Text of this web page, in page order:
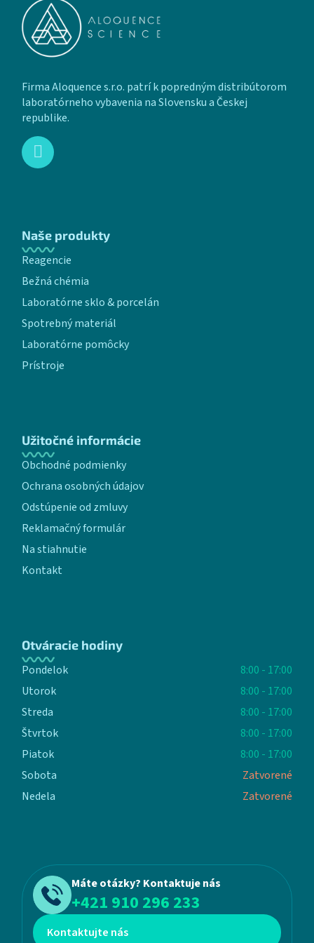
Firma Aloquence s.r.o. patrí k popredným distribútorom
laboratórneho vybavenia na Slovensku a Českej
republike.
Naše produkty
Reagencie
Bežná chémia
Laboratórne sklo & porcelán
Spotrebný materiál
Laboratórne pomôcky
Prístroje
Užitočné informácie
Obchodné podmienky
Ochrana osobných údajov
Odstúpenie od zmluvy
Reklamačný formulár
Na stiahnutie
Kontakt
Otváracie hodiny
Pondelok
8:00 - 17:00
Utorok
8:00 - 17:00
Streda
8:00 - 17:00
Štvrtok
8:00 - 17:00
Piatok
8:00 - 17:00
Sobota
Zatvorené
Nedela
Zatvorené
Máte otázky? Kontaktuje nás
+421 910 296 233
Kontaktujte nás